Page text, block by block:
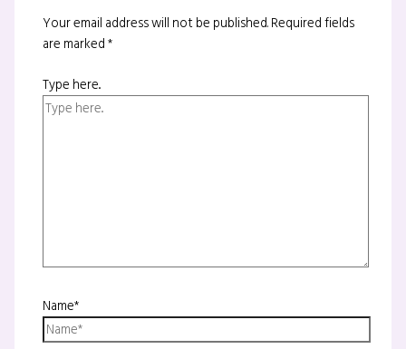
Your email address will not be published.Required fields
are marked*
Type here..
Name*